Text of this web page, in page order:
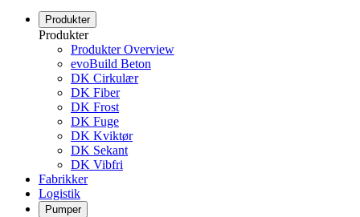
Produkter
Produkter
Produkter Overview
evoBuild Beton
DK Cirkulær
DK Fiber
DK Frost
DK Fuge
DK Kviktør
DK Sekant
DK Vibfri
Fabrikker
Logistik
Pumper